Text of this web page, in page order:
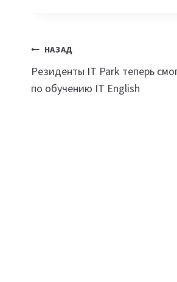
Навигация
по
НАЗАД
Резиденты IT Park теперь
по обучению IT English